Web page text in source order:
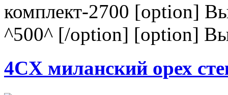
комплект-2700 [option]
^500^ [/option] [option]
4CХ миланский орех